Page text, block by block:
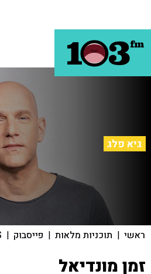
גיא פלג
ראשי | תוכניות מלאות | פייסבוק |
זמן מונדיאל